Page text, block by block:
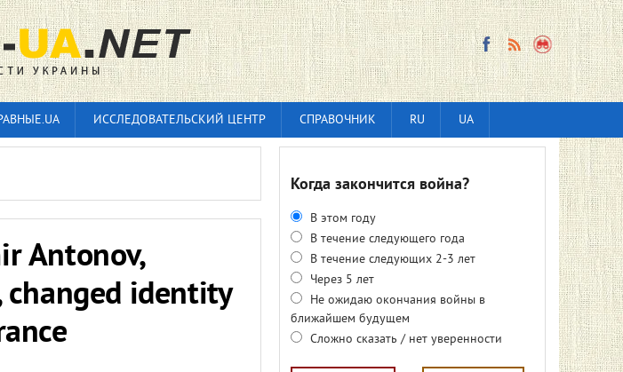
ИССЛЕДОВАТЕЛЬСКИЙ ЦЕНТР СПРАВОЧНИК RU UA
Antonov,
changed identity
Когда закончится война?
В этом году
В течение следующего года
В течение следующих 2-3 лет
Через 5 лет
Не ожидаю окончания войны в
ближайшем будущем
Сложно сказать / нет уверенности